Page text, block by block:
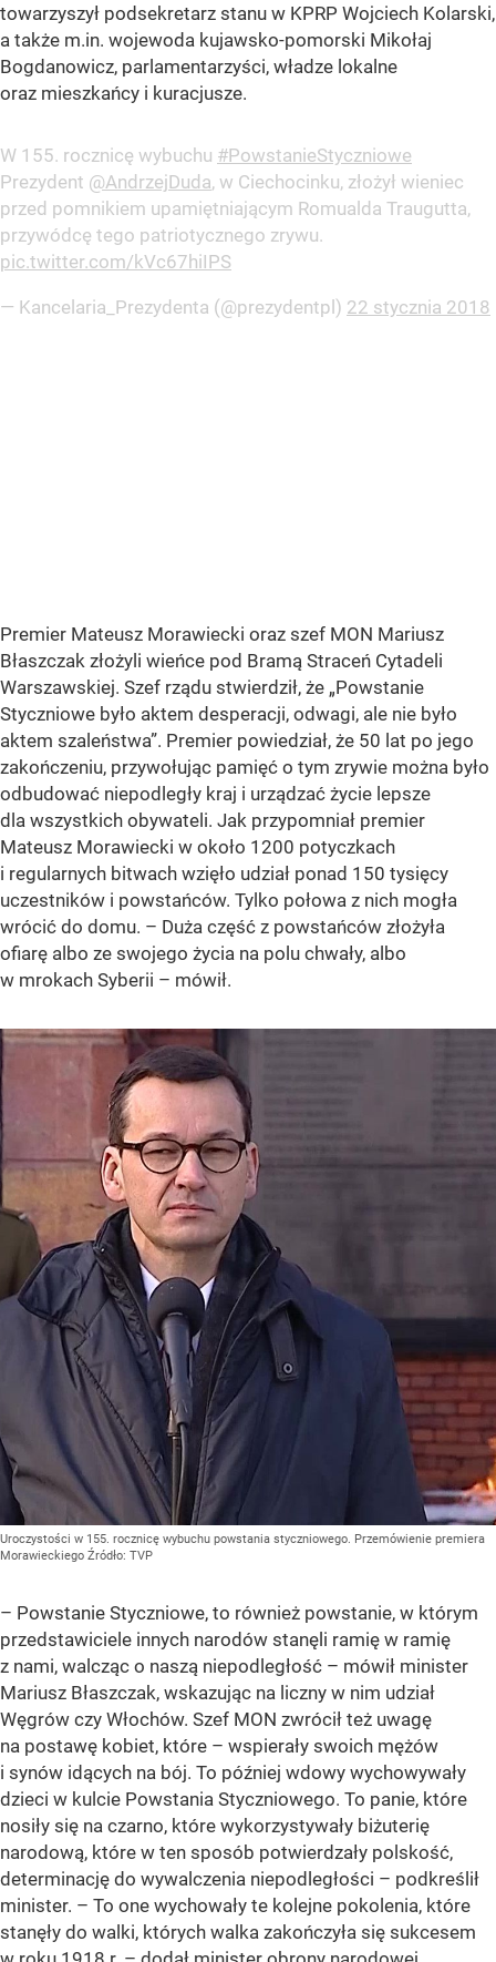
towarzyszył podsekretarz stanu w KPRP Wojciech Kolarski,
a także m.in. wojewoda kujawsko-pomorski Mikołaj
Bogdanowicz, parlamentarzyści, władze lokalne
oraz mieszkańcy i kuracjusze.
W 155. rocznicę wybuchu #PowstanieStyczniowe
Prezydent @AndrzejDuda, w Ciechocinku, złożył wieniec
przed pomnikiem upamiętniającym Romualda Traugutta,
przywódcę tego patriotycznego zrywu.
pic.twitter.com/kVc67hiIPS
— Kancelaria_Prezydenta (@prezydentpl) 22 stycznia 2018
Premier Mateusz Morawiecki oraz szef MON Mariusz
Błaszczak złożyli wieńce pod Bramą Straceń Cytadeli
Warszawskiej. Szef rządu stwierdził, że „Powstanie
Styczniowe było aktem desperacji, odwagi, ale nie było
aktem szaleństwa”. Premier powiedział, że 50 lat po jego
zakończeniu, przywołując pamięć o tym zrywie można było
odbudować niepodległy kraj i urządzać życie lepsze
dla wszystkich obywateli. Jak przypomniał premier
Mateusz Morawiecki w około 1200 potyczkach
i regularnych bitwach wzięło udział ponad 150 tysięcy
uczestników i powstańców. Tylko połowa z nich mogła
wrócić do domu. – Duża część z powstańców złożyła
ofiarę albo ze swojego życia na polu chwały, albo
w mrokach Syberii – mówił.
Uroczystości w 155. rocznicę wybuchu powstania styczniowego. Przemówienie premiera
Morawieckiego Źródło: TVP
– Powstanie Styczniowe, to również powstanie, w którym
przedstawiciele innych narodów stanęli ramię w ramię
z nami, walcząc o naszą niepodległość – mówił minister
Mariusz Błaszczak, wskazując na liczny w nim udział
Węgrów czy Włochów. Szef MON zwrócił też uwagę
na postawę kobiet, które – wspierały swoich mężów
i synów idących na bój. To później wdowy wychowywały
dzieci w kulcie Powstania Styczniowego. To panie, które
nosiły się na czarno, które wykorzystywały biżuterię
narodową, które w ten sposób potwierdzały polskość,
determinację do wywalczenia niepodległości – podkreślił
minister. – To one wychowały te kolejne pokolenia, które
stanęły do walki, których walka zakończyła się sukcesem